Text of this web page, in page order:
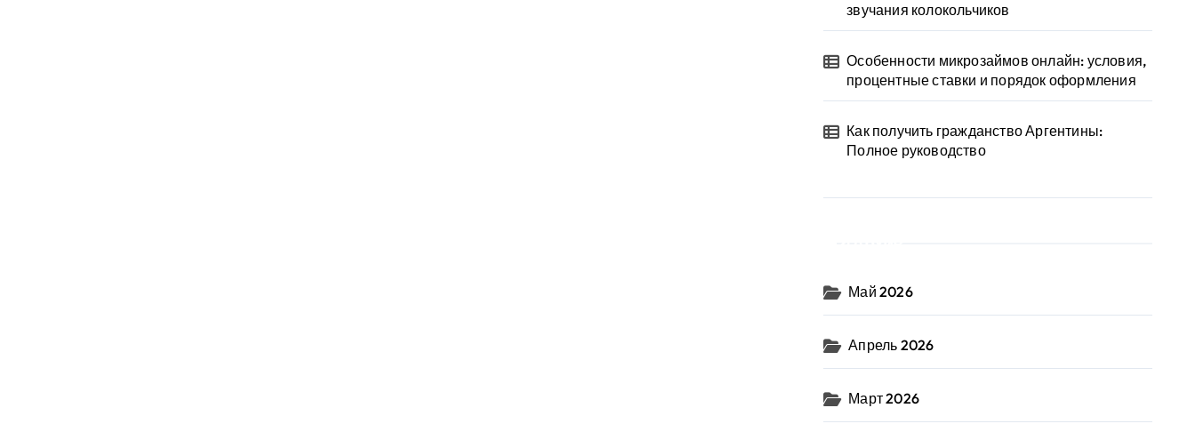
звучания колокольчиков
Особенности микрозаймов онлайн: условия,
процентные ставки и порядок оформления
Как получить гражданство Аргентины:
Полное руководство
Май 2026
Апрель 2026
Март 2026